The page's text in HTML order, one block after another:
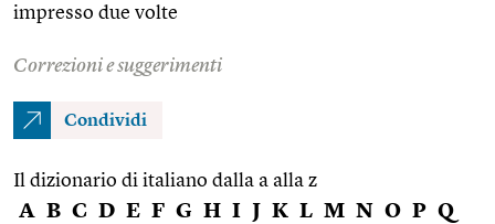
impresso due volte
Correzioni e suggerimenti
Condividi
Il dizionario di italiano dalla a alla z
A B C D E F G H I J K L M N O P Q